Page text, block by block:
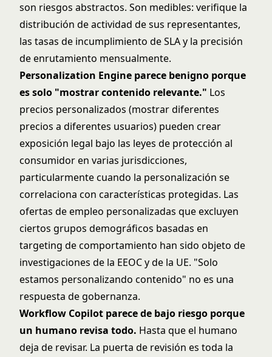
son riesgos abstractos. Son medibles: verifique la
distribución de actividad de sus representantes,
las tasas de incumplimiento de SLA y la precisión
de enrutamiento mensualmente.
Personalization Engine parece benigno porque
es solo "mostrar contenido relevante." Los
precios personalizados (mostrar diferentes
precios a diferentes usuarios) pueden crear
exposición legal bajo las leyes de protección al
consumidor en varias jurisdicciones,
particularmente cuando la personalización se
correlaciona con características protegidas. Las
ofertas de empleo personalizadas que excluyen
ciertos grupos demográficos basadas en
targeting de comportamiento han sido objeto de
investigaciones de la EEOC y de la UE. "Solo
estamos personalizando contenido" no es una
respuesta de gobernanza.
Workflow Copilot parece de bajo riesgo porque
un humano revisa todo. Hasta que el humano
deja de revisar. La puerta de revisión es toda la